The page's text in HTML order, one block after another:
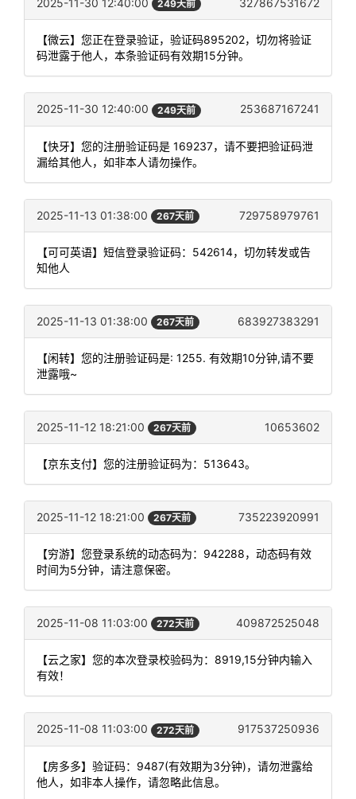
2025-11-30 12:40:00 249天前 327867531672
【微云】您正在登录验证，验证码895202，切勿将验证
码泄露于他人，本条验证码有效期15分钟。
2025-11-30 12:40:00 249天前 253687167241
【快牙】您的注册验证码是 169237，请不要把验证码泄
漏给其他人，如非本人请勿操作。
2025-11-13 01:38:00 267天前 729758979761
【可可英语】短信登录验证码：542614，切勿转发或告
知他人
2025-11-13 01:38:00 267天前 683927383291
【闲转】您的注册验证码是: 1255. 有效期10分钟,请不要
泄露哦~
2025-11-12 18:21:00 267天前 10653602
【京东支付】您的注册验证码为：513643。
2025-11-12 18:21:00 267天前 735223920991
【穷游】您登录系统的动态码为：942288，动态码有效
时间为5分钟，请注意保密。
2025-11-08 11:03:00 272天前 409872525048
【云之家】您的本次登录校验码为：8919,15分钟内输入
有效！
2025-11-08 11:03:00 272天前 917537250936
【房多多】验证码：9487(有效期为3分钟)，请勿泄露给
他人，如非本人操作，请忽略此信息。